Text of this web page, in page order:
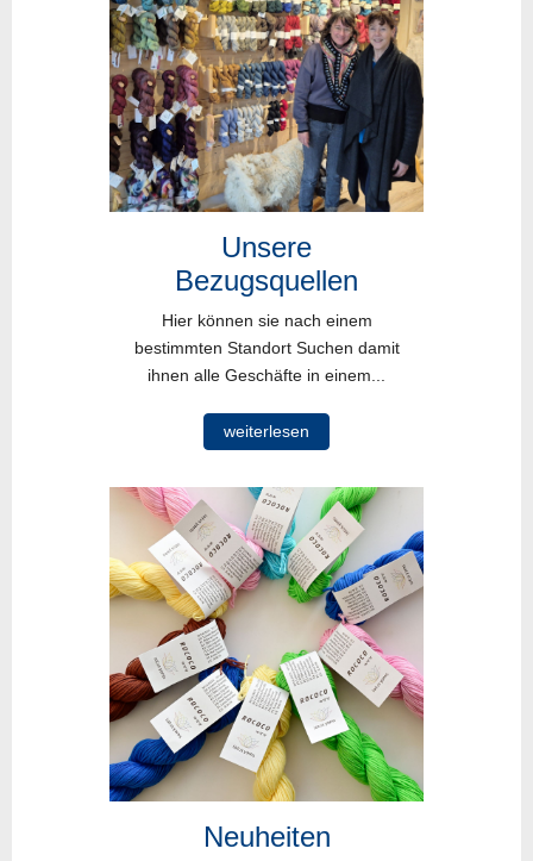
Unsere
Bezugsquellen
Hier können sie nach einem
bestimmten Standort Suchen damit
ihnen alle Geschäfte in einem...
weiterlesen
Neuheiten